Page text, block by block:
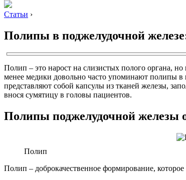
Статьи ›
Полипы в поджелудочной
Полип – это нарост на слизистых полого органа,
менее медики довольно часто упоминают полипы в
представляют собой капсулы из тканей железы,
внося сумятицу в головы пациентов.
Полипы поджелудочной железы
Полип
Полип – доброкачественное формирование,